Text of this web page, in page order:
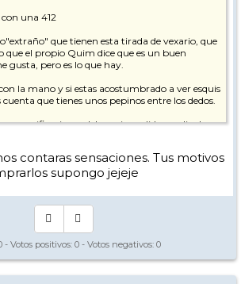
una 412
que tienen esta tirada de vexario, que
que el propio Quim dice que es un buen
gusta, pero es lo que hay.
la mano y si estas acostumbrado a ver esquis
que tienes unos pepinos entre los dedos.
especificaciones del esqui, medidas, radio de
Hubiese preferido un acabado "liso" pero esto
contaras sensaciones. Tus motivos
supongo jejeje
- Votos positivos: 0 - Votos negativos: 0